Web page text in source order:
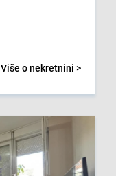
Više o nekretnini >